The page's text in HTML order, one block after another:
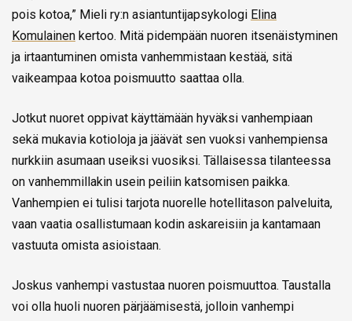
pois kotoa,” Mieli ry:n asiantuntijapsykologi Elina
Komulainen kertoo. Mitä pidempään nuoren itsenäistyminen
ja irtaantuminen omista vanhemmistaan kestää, sitä
vaikeampaa kotoa poismuutto saattaa olla.
Jotkut nuoret oppivat käyttämään hyväksi vanhempiaan
sekä mukavia kotioloja ja jäävät sen vuoksi vanhempiensa
nurkkiin asumaan useiksi vuosiksi. Tällaisessa tilanteessa
on vanhemmillakin usein peiliin katsomisen paikka.
Vanhempien ei tulisi tarjota nuorelle hotellitason palveluita,
vaan vaatia osallistumaan kodin askareisiin ja kantamaan
vastuuta omista asioistaan.
Joskus vanhempi vastustaa nuoren poismuuttoa. Taustalla
voi olla huoli nuoren pärjäämisestä, jolloin vanhempi